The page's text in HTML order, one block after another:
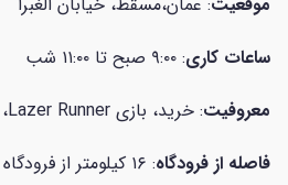
ساعات کاری: ۹:۰۰ صبح تا ۱۱:۰۰ شب
معروفیت: خرید، بازی Lazer Runner، غذا خوردن
فاصله از فرودگاه: ۱۶ کیلومتر از فرودگاه بین‌المللی مسقط